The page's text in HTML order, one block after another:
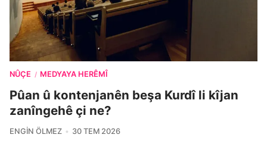
NÛÇE / MEDYAYA HERÊMÎ
Pûan û kontenjanên beşa Kurdî li kîjan
zanîngehê çi ne?
ENGIN ÖLMEZ 30 TEM 2026